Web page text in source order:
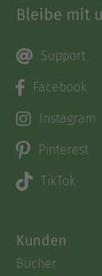
Bleibe mit
Support
Facebook
Instagram
Pinterest
TikTok
Kunden
Bücher